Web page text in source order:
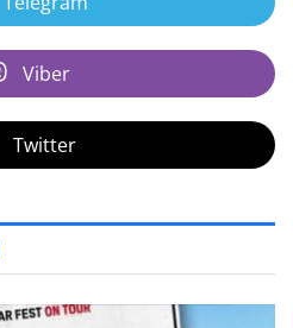
Viber
Twitter